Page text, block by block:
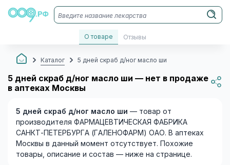
О товаре Отзывы
Каталог 5 дней скраб д/ног масло ши
5 дней скраб д/ног масло ши — нет в продаже
в аптеках Москвы
5 дней скраб д/ног масло ши — товар от
производителя ФАРМАЦЕВТИЧЕСКАЯ ФАБРИКА
САНКТ-ПЕТЕРБУРГА (ГАЛЕНОФАРМ) ОАО. В аптеках
Москвы в данный момент отсутствует. Похожие
товары, описание и состав — ниже на странице.